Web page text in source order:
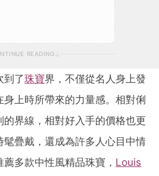
READING
到了珠寶界，不僅從名人身上發
上時所帶來的力量感。相對俐
的界線，相對好入手的價格也更
髦疊戴，還成為許多人心目中情
多款中性風精品珠寶， Louis